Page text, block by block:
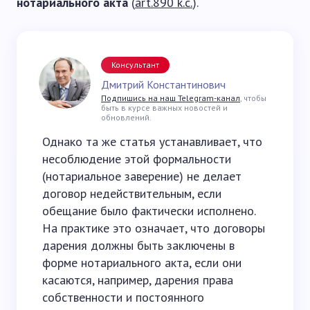
Консультант
Дмитрий Константинович
Подпишись на наш Telegram-канал, чтобы
быть в курсе важных новостей и
обновлений.
Однако та же статья устанавливает, что
несоблюдение этой формальности
(нотариальное заверение) не делает
договор недействительным, если
обещание было фактически исполнено.
На практике это означает, что договоры
дарения должны быть заключены в
форме нотариального акта, если они
касаются, например, дарения права
собственности и постоянного